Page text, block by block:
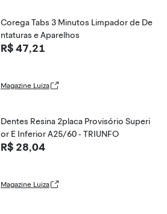
Corega Tabs 3 Minutos Limpador de De
ntaturas e Aparelhos
R$ 47,21
Magazine Luiza
Dentes Resina 2placa Provisório Superi
or E Inferior A25/60 - TRIUNFO
R$ 28,04
Magazine Luiza